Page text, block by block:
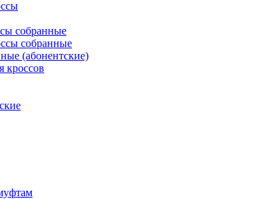
собранные
собранные
(абонентские)
кроссов